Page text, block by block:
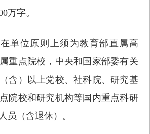
万字。
单位原则上须为教育部直属高
重点院校，中央和国家部委有关
含）以上党校、社科院、研究基
院校和研究机构等国内重点科研
员（含退休）。